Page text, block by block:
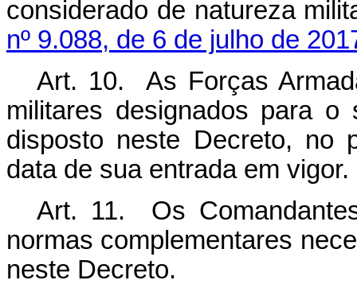
considerado de natureza
nº 9.088, de 6 de julho de
Art. 10. As Forças
militares designados para
disposto neste Decreto, no
data de sua entrada em vigor.
Art. 11. Os
normas complementares
neste Decreto.